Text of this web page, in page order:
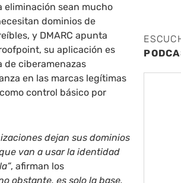
eliminación sean mucho
dominios de
y DMARC apunta
su aplicación es
de ciberamenazas
en las marcas legítimas
control básico por
dejan sus dominios
van a usar la identidad
, afirman los
obstante, es solo la base,